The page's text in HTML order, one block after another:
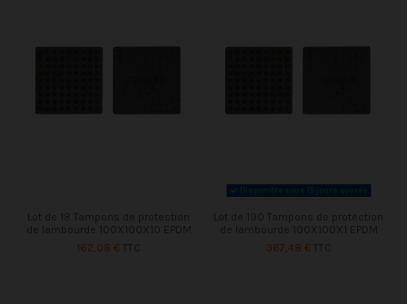
162,08 €
367,48 €